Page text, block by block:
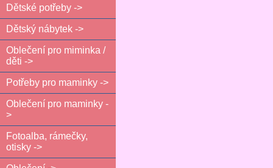
Dětské potřeby ->
Dětský nábytek ->
Oblečení pro miminka /
děti ->
Potřeby pro maminky ->
Oblečení pro maminky -
>
Fotoalba, rámečky,
otisky ->